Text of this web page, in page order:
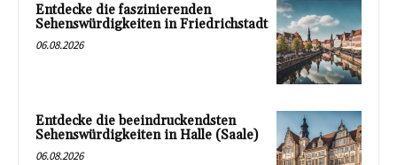
Entdecke die faszinierenden
Sehenswürdigkeiten in Friedrichstadt
06.08.2026
Entdecke die beeindruckendsten
Sehenswürdigkeiten in Halle (Saale)
06.08.2026